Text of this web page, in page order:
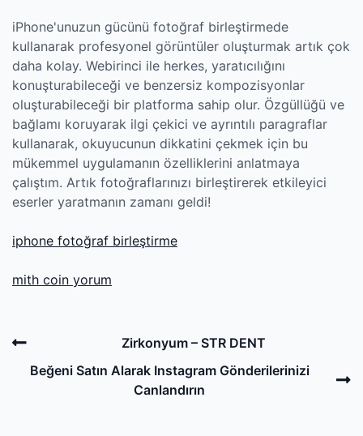
iPhone'unuzun gücünü fotoğraf birleştirmede
kullanarak profesyonel görüntüler oluşturmak artık çok
daha kolay. Webirinci ile herkes, yaratıcılığını
konuşturabileceği ve benzersiz kompozisyonlar
oluşturabileceği bir platforma sahip olur. Özgüllüğü ve
bağlamı koruyarak ilgi çekici ve ayrıntılı paragraflar
kullanarak, okuyucunun dikkatini çekmek için bu
mükemmel uygulamanın özelliklerini anlatmaya
çalıştım. Artık fotoğraflarınızı birleştirerek etkileyici
eserler yaratmanın zamanı geldi!
iphone fotoğraf birleştirme
mith coin yorum
Post
navigation
Previous
Zirkonyum – STR DENT
Beğeni Satın Alarak Instagram Gönderilerinizi
Canlandırın